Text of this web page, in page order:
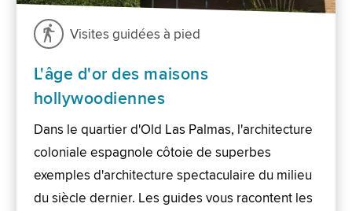
Visites guidées à pied
L'âge d'or des maisons
hollywoodiennes
Dans le quartier d'Old Las Palmas, l'architecture
coloniale espagnole côtoie de superbes
exemples d'architecture spectaculaire du milieu
du siècle dernier. Les guides vous racontent les